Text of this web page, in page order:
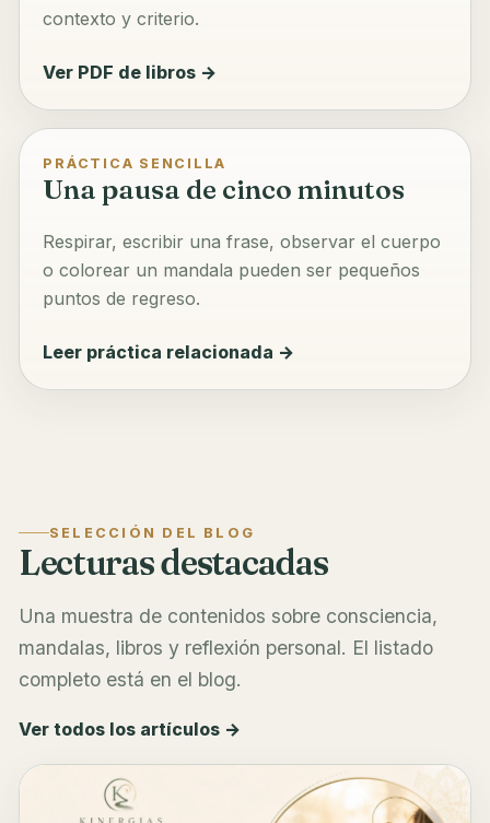
contexto y criterio.
Ver PDF de libros →
PRÁCTICA SENCILLA
Una pausa de cinco minutos
Respirar, escribir una frase, observar el cuerpo
o colorear un mandala pueden ser pequeños
puntos de regreso.
Leer práctica relacionada →
SELECCIÓN DEL BLOG
Lecturas destacadas
Una muestra de contenidos sobre consciencia,
mandalas, libros y reflexión personal. El listado
completo está en el blog.
Ver todos los artículos →